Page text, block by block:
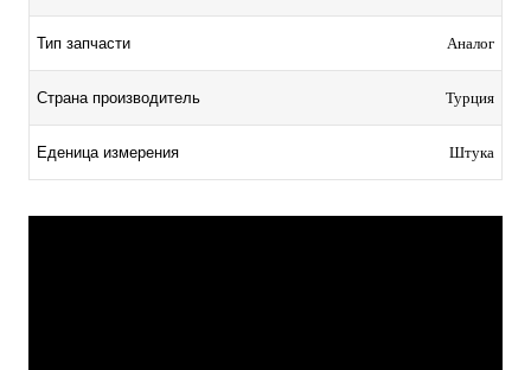
Тип запчасти Аналог
Страна производитель Турция
Еденица измерения Штука